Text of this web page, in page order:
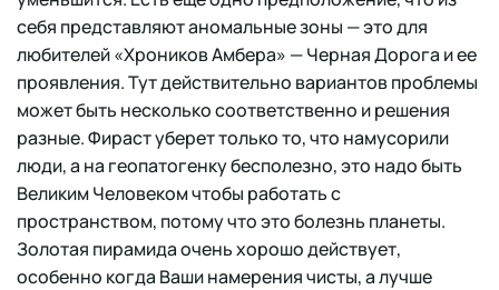
себя представляют аномальные зоны — это для
любителей «Хроников Амбера» — Черная Дорога и ее
проявления. Тут действительно вариантов проблемы
может быть несколько соответственно и решения
разные. Фираст уберет только то, что намусорили
люди, а на геопатогенку бесполезно, это надо быть
Великим Человеком чтобы работать с
пространством, потому что это болезнь планеты.
Золотая пирамида очень хорошо действует,
особенно когда Ваши намерения чисты, а лучше